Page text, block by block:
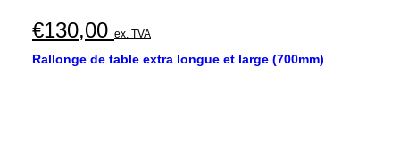
€130,00 ex. TVA
Rallonge de table extra longue et large (700mm)